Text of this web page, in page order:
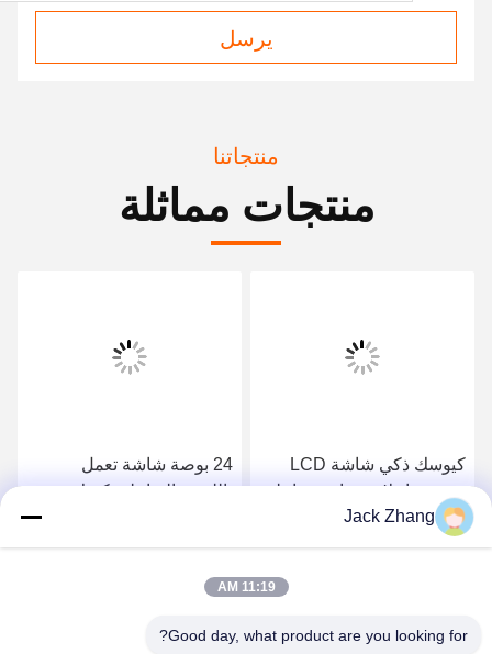
يرسل
منتجاتنا
منتجات مماثلة
كيوسك ذكي شاشة LCD
عمودية إعلانية شاشة تفاعلية
لوحة إشارات رقمية توتم مع
شاشة لمسة واقفة على
احصل على افضل سعر
24 بوصة شاشة تعمل
باللمس التفاعلية كشك
Inforamtion مع طابعة ليزر
A4 ، رمز الاستجابة السريعة
احصل على افضل سعر
Jack Zhang
11:19 AM
Good day, what product are you looking for?